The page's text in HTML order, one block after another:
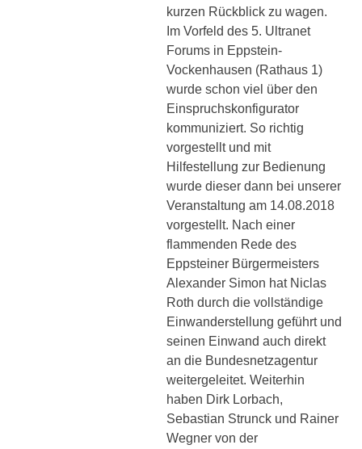
kurzen Rückblick zu wagen.
Im Vorfeld des 5. Ultranet
Forums in Eppstein-
Vockenhausen (Rathaus 1)
wurde schon viel über den
Einspruchskonfigurator
kommuniziert. So richtig
vorgestellt und mit
Hilfestellung zur Bedienung
wurde dieser dann bei unserer
Veranstaltung am 14.08.2018
vorgestellt. Nach einer
flammenden Rede des
Eppsteiner Bürgermeisters
Alexander Simon hat Niclas
Roth durch die vollständige
Einwanderstellung geführt und
seinen Einwand auch direkt
an die Bundesnetzagentur
weitergeleitet. Weiterhin
haben Dirk Lorbach,
Sebastian Strunck und Rainer
Wegner von der